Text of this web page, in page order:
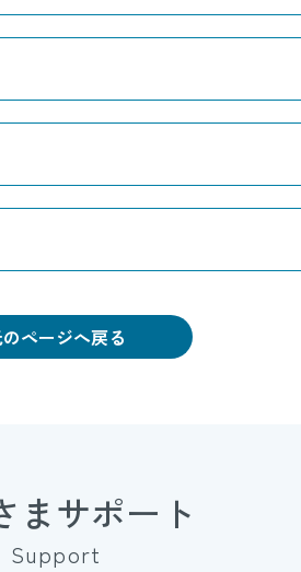
ページへ戻る
まサポート
Support